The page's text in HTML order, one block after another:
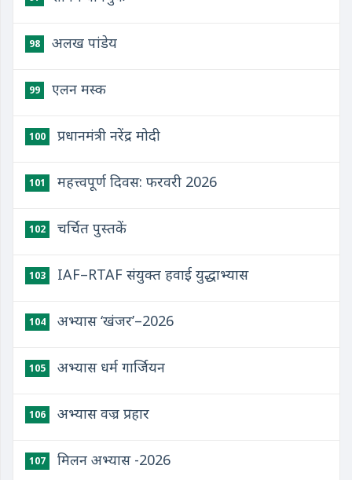
98 अलख पांडेय
99 एलन मस्क
100 प्रधानमंत्री नरेंद्र मोदी
101 महत्त्वपूर्ण दिवस: फरवरी 2026
102 चर्चित पुस्तकें
103 IAF–RTAF संयुक्त हवाई युद्धाभ्यास
104 अभ्यास ‘खंजर’–2026
105 अभ्यास धर्म गार्जियन
106 अभ्यास वज्र प्रहार
107 मिलन अभ्यास -2026